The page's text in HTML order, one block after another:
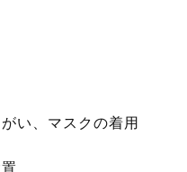
い、マスクの着用